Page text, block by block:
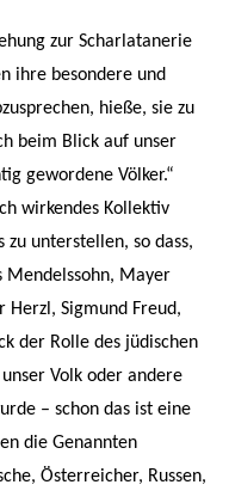
zur Scharlatanerie
ihre besondere und
hieße, sie zu
beim Blick auf unser
gewordene Völker.“
wirkendes Kollektiv
zu unterstellen, so dass,
Mendelssohn, Mayer
Herzl, Sigmund Freud,
der Rolle des jüdischen
Volk oder andere
– schon das ist eine
die Genannten
Österreicher, Russen,